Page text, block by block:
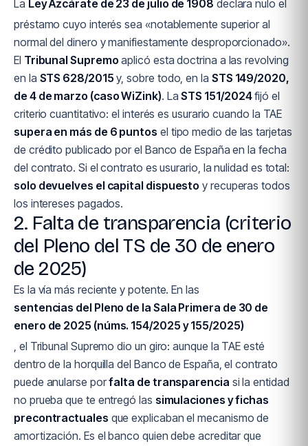
La Ley Azcárate de 23 de julio de 1908 declara nulo el
préstamo cuyo interés sea «notablemente superior al
normal del dinero y manifiestamente desproporcionado».
El Tribunal Supremo aplicó esta doctrina a las revolving
en la STS 628/2015 y, sobre todo, en la STS 149/2020,
de 4 de marzo (caso WiZink). LaSTS 151/2024fijó el
criterio cuantitativo: el interés es usurario cuando la TAE
supera en más de 6 puntos el tipo medio de las tarjetas
de crédito publicado por el Banco de España en la fecha
del contrato. Si el contrato es usurario, la nulidad es total:
solo devuelves el capital dispuesto y recuperas todos
los intereses pagados.
2. Falta de transparencia (criterio
del Pleno del TS de 30 de enero
de 2025)
Es la vía más reciente y potente. En las
sentencias del Pleno de la Sala Primera de 30 de
enero de 2025 (núms. 154/2025 y 155/2025)
, el Tribunal Supremo dio un giro: aunque la TAE esté
dentro de la horquilla del Banco de España, el contrato
puede anularse porfalta de transparencia si la entidad
no prueba que te entregó las simulaciones y fichas
precontractuales que explicaban el mecanismo de
amortización. Es el banco quien debe acreditar que